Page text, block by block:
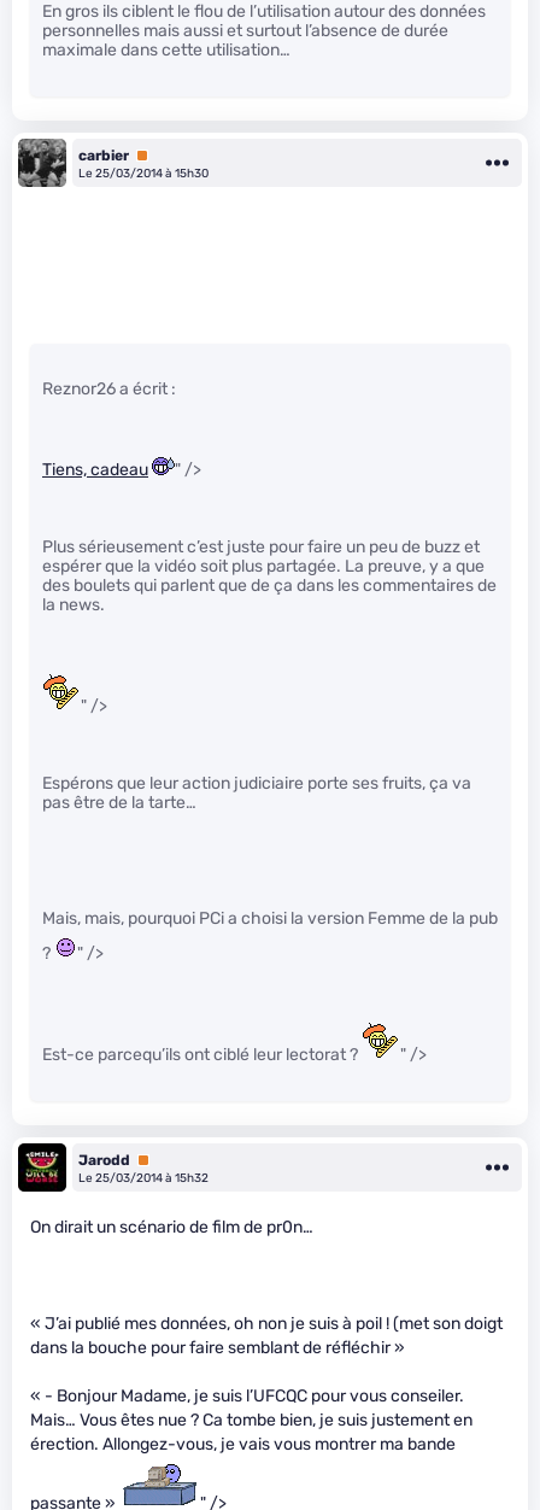
En gros ils ciblent le flou de l’utilisation autour des données
personnelles mais aussi et surtout l’absence de durée
maximale dans cette utilisation…
carbier Premium
Le 25/03/2014 à 15h30
Reznor26 a écrit :
Tiens, cadeau " />
Plus sérieusement c’est juste pour faire un peu de buzz et
espérer que la vidéo soit plus partagée. La preuve, y a que
des boulets qui parlent que de ça dans les commentaires de
la news.
" />
Espérons que leur action judiciaire porte ses fruits, ça va
pas être de la tarte…
Mais, mais, pourquoi PCi a choisi la version Femme de la pub
?
" />
Est-ce parcequ’ils ont ciblé leur lectorat ? " />
Jarodd
Premium
Le 25/03/2014 à 15h32
On dirait un scénario de film de pr0n…
« J’ai publié mes données, oh non je suis à poil ! (met son doigt
dans la bouche pour faire semblant de réfléchir »
« - Bonjour Madame, je suis l’UFCQC pour vous conseiler.
Mais… Vous êtes nue ? Ca tombe bien, je suis justement en
érection. Allongez-vous, je vais vous montrer ma bande
passante » " />